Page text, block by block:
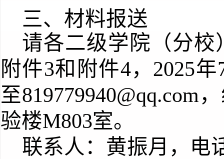
三、 材料报送
请各二级学院（分校
附件3和附件4，2025年
至
验楼M803室。
联系人：黄振月，电